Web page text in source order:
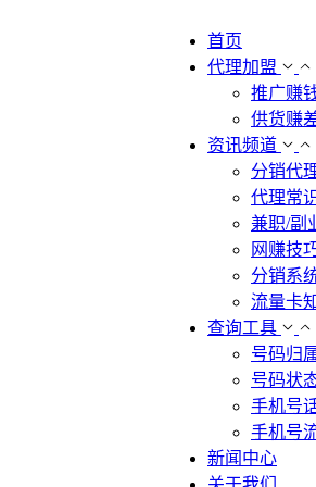
首页
代理加盟
推广赚
供货赚
资讯频道
分销代
代理常
兼职/副
网赚技
分销系
流量卡
查询工具
号码归
号码状
手机号
手机号
新闻中心